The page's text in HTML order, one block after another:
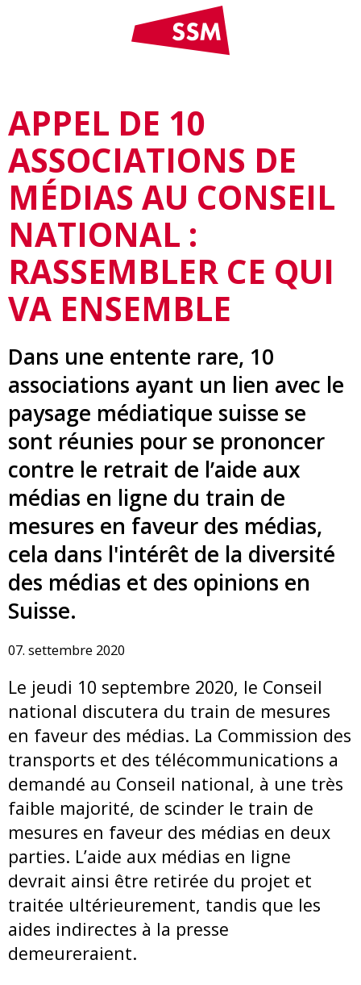
APPEL DE 10
ASSOCIATIONS DE
MÉDIAS AU CONSEIL
NATIONAL :
RASSEMBLER CE QUI
VA ENSEMBLE
Dans une entente rare, 10
associations ayant un lien avec le
paysage médiatique suisse se
sont réunies pour se prononcer
contre le retrait de l’aide aux
médias en ligne du train de
mesures en faveur des médias,
cela dans l'intérêt de la diversité
des médias et des opinions en
Suisse.
07. settembre 2020
Le jeudi 10 septembre 2020, le Conseil
national discutera du train de mesures
en faveur des médias. La Commission des
transports et des télécommunications a
demandé au Conseil national, à une très
faible majorité, de scinder le train de
mesures en faveur des médias en deux
parties. L’aide aux médias en ligne
devrait ainsi être retirée du projet et
traitée ultérieurement, tandis que les
aides indirectes à la presse
demeureraient.